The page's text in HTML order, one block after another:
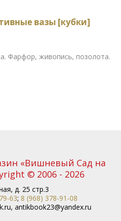
вазы [кубки]
Фарфор, живопись, позолота.
«Вишневый Сад на
© 2006 - 2026
д. 25 стр.3
63; 8 (968) 378-91-08
, antikbook23@yandex.ru